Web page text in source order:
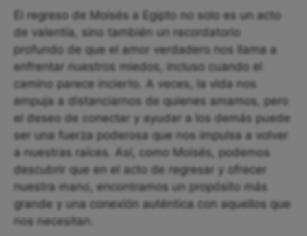
El regreso de Moisés a Egipto no solo es un acto
de valentía, sino también un recordatorio
profundo de que el amor verdadero nos llama a
enfrentar nuestros miedos, incluso cuando el
camino parece incierto. A veces, la vida nos
empuja a distanciarnos de quienes amamos, pero
el deseo de conectar y ayudar a los demás puede
ser una fuerza poderosa que nos impulsa a volver
a nuestras raíces. Así, como Moisés, podemos
descubrir que en el acto de regresar y ofrecer
nuestra mano, encontramos un propósito más
grande y una conexión auténtica con aquellos que
nos necesitan.